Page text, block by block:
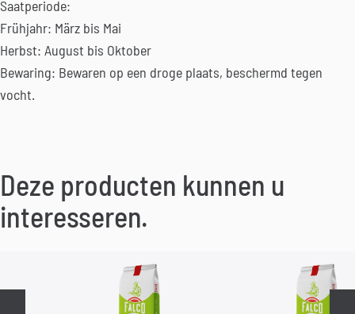
Saatperiode:
Frühjahr: März bis Mai
Herbst: August bis Oktober
Bewaring: Bewaren op een droge plaats, beschermd tegen
vocht.
Deze producten kunnen u
interesseren.